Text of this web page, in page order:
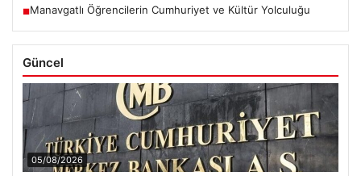
■Manavgatlı Öğrencilerin Cumhuriyet ve Kültür Yolculuğu
Güncel
05/08/2026